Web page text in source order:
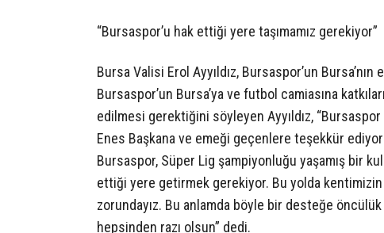
“Bursaspor’u hak ettiği yere taşımamız gerekiyor”
Bursa Valisi Erol Ayyıldız, Bursaspor’un
Bursaspor’un Bursa’ya ve futbol camiasına
edilmesi gerektiğini söyleyen Ayyıldız,
Enes Başkana ve emeği geçenlere teşekkür
Bursaspor, Süper Lig şampiyonluğu yaşamış bir
ettiği yere getirmek gerekiyor. Bu yolda kentimizin
zorundayız. Bu anlamda böyle bir desteğe
hepsinden razı olsun” dedi.